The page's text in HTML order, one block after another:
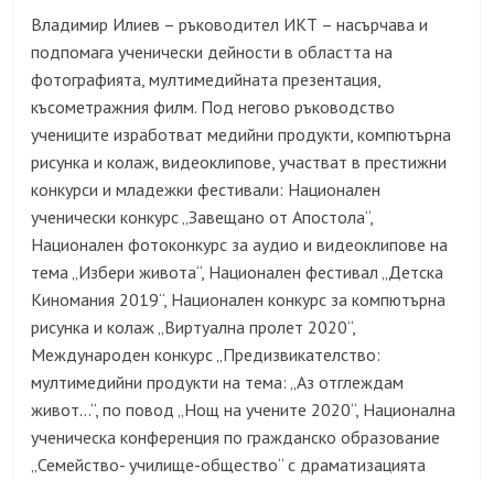
Владимир Илиев – ръководител ИКТ – насърчава и
подпомага ученически дейности в областта на
фотографията, мултимедийната презентация,
късометражния филм. Под негово ръководство
учениците изработват медийни продукти, компютърна
рисунка и колаж, видеоклипове, участват в престижни
конкурси и младежки фестивали: Национален
ученически конкурс „Завещано от Апостола“,
Национален фотоконкурс за аудио и видеоклипове на
тема „Избери живота“, Национален фестивал „Детска
Киномания 2019“, Национален конкурс за компютърна
рисунка и колаж „Виртуална пролет 2020“,
Международен конкурс „Предизвикателство:
мултимедийни продукти на тема: „Аз отглеждам
живот…“, по повод „Нощ на учените 2020“, Национална
ученическа конференция по гражданско образование
„Семейство- училище-общество“ с драматизацията